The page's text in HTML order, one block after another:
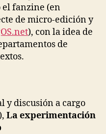
el fanzine (en
de micro-edición y
), con la idea de
de
y discusión a cargo
La experimentación